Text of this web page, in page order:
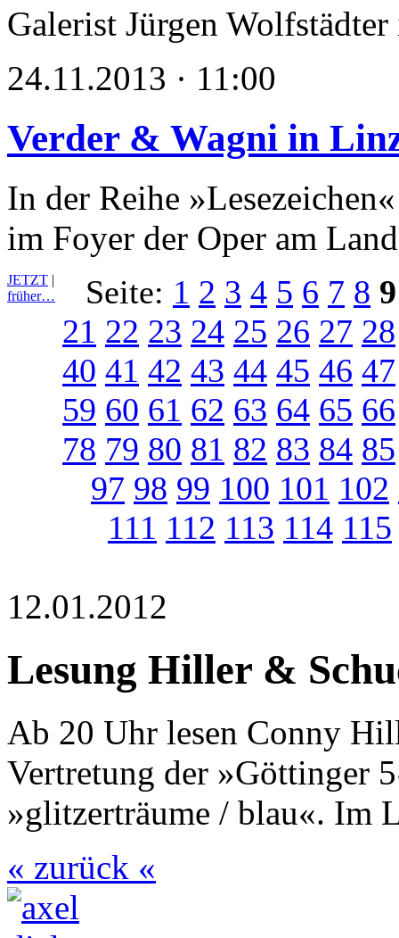
Galerist Jürgen
24.11.2013 · 11:00
Verder & Wagni in
In der Reihe »Lesezeichen«
im Foyer der Oper am
JETZT |
früher…
Seite: 1 2 3 4 5 6 7 8 9
21 22 23 24 25 26 27 28
40 41 42 43 44 45 46 47
59 60 61 62 63 64 65 66
78 79 80 81 82 83 84 85
97 98 99 100 101 102
111 112 113 114 115
12.01.2012
Lesung Hiller &
Ab 20 Uhr lesen Conny
Vertretung der »Göttinger
»glitzerträume / blau«. Im
« zurück «